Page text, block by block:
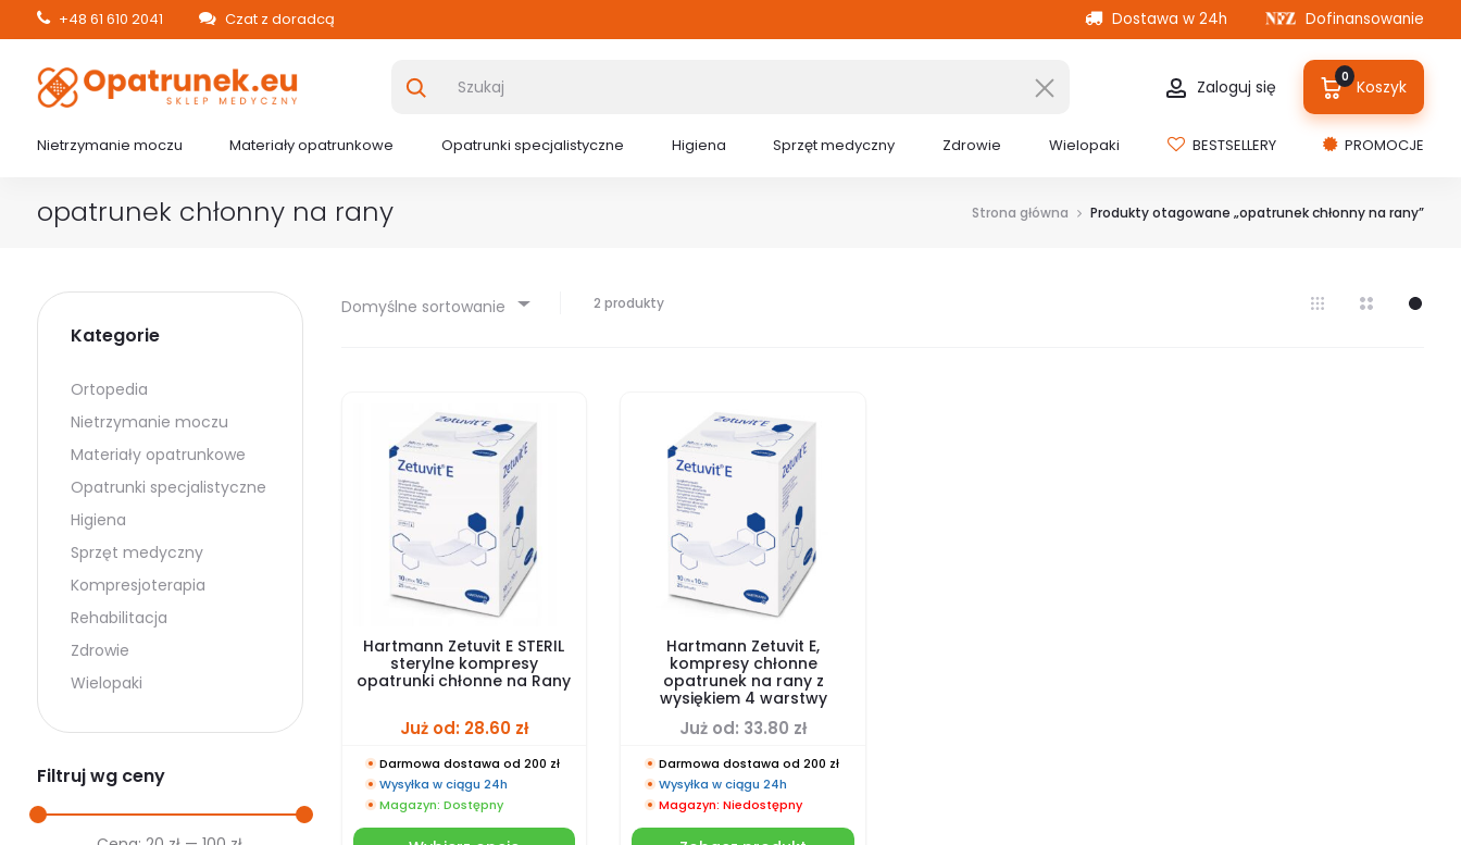
+48 61 610 2041 Czat z doradcą Dostawa w 24h Dofinansowanie
Zaloguj się 0 Koszyk
Nietrzymanie moczu Materiały opatrunkowe Opatrunki specjalistyczne Higiena Sprzęt medyczny Zdrowie Wielopaki BESTSELLERY PROMOCJE
opatrunek chłonny na rany Strona główna Produkty otagowane „opatrunek chłonny na rany”
Domyślne sortowanie 2 produkty
Hartmann Zetuvit E STERIL
sterylne kompresy
opatrunki chłonne na Rany
Już od: 28.60 zł
Darmowa dostawa od 200 zł
Wysyłka w ciągu 24h
Magazyn: Dostępny
Hartmann Zetuvit E,
kompresy chłonne
opatrunek na rany z
wysiękiem 4 warstwy
Już od: 33.80 zł
Darmowa dostawa od 200 zł
Wysyłka w ciągu 24h
Magazyn: Niedostępny
Kategorie
Ortopedia
Nietrzymanie moczu
Materiały opatrunkowe
Opatrunki specjalistyczne
Higiena
Sprzęt medyczny
Kompresjoterapia
Rehabilitacja
Zdrowie
Wielopaki
Filtruj wg ceny
Cena
Cena